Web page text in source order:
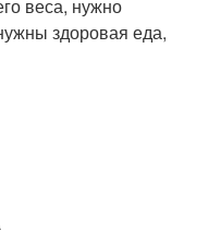
веса, нужно
здоровая еда,